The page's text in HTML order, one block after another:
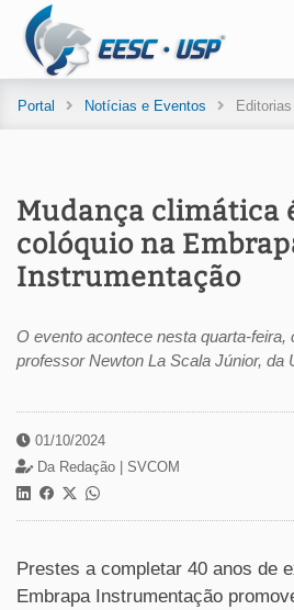
Portal Notícias e Eventos Editorias
Mudança climática
colóquio na
Instrumentação
O evento acontece nesta quarta-feira,
professor Newton La Scala Júnior, da
01/10/2024
Da Redação | SVCOM
Prestes a completar 40 anos de
Embrapa Instrumentação